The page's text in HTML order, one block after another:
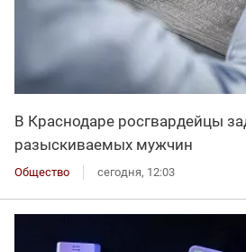
В Краснодаре росгвардейцы
разыскиваемых мужчин
Общество сегодня, 12:03